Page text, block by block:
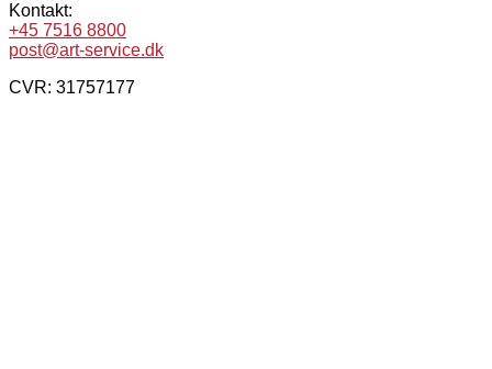
Kontakt:
+45 7516 8800
post@art-service.dk
CVR: 31757177